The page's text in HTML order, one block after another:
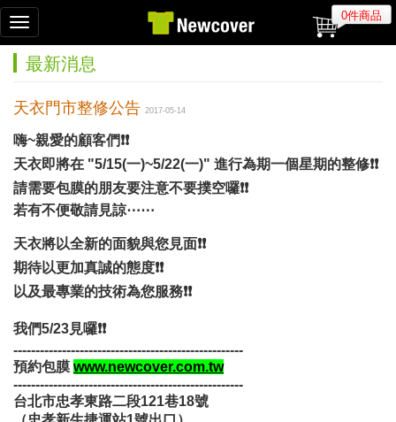
0件商品
Toggle
navigation
最新消息
天衣門市整修公告 2017-05-14
嗨~親愛的顧客們❗❗
天衣即將在 "5/15(一)~5/22(一)" 進行為期一個星期的整修❗❗
請需要包膜的朋友要注意不要撲空囉❗❗
若有不便敬請見諒⋯⋯
天衣將以全新的面貌與您見面❗❗
期待以更加真誠的態度❗❗
以及最專業的技術為您服務❗❗
我們5/23見囉❗❗
----------------------------------------------------
預約包膜 www.newcover.com.tw
----------------------------------------------------
台北市忠孝東路二段121巷18號